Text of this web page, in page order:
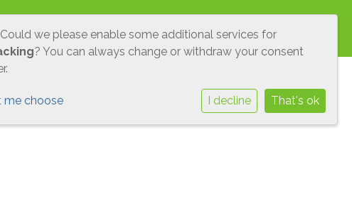
FOTO'S LEERLINGENRAAD VEILIGHEID
Could we please enable some additional services for
? You can always change or withdraw your consent
me choose I decline That's ok